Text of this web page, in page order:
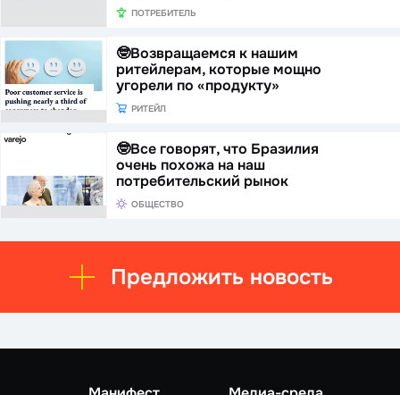
ПОТРЕБИТЕЛЬ
🤓Возвращаемся к нашим
ритейлерам, которые мощно
угорели по «продукту»
РИТЕЙЛ
🤓Все говорят, что Бразилия
очень похожа на наш
потребительский рынок
ОБЩЕСТВО
Предложить новость